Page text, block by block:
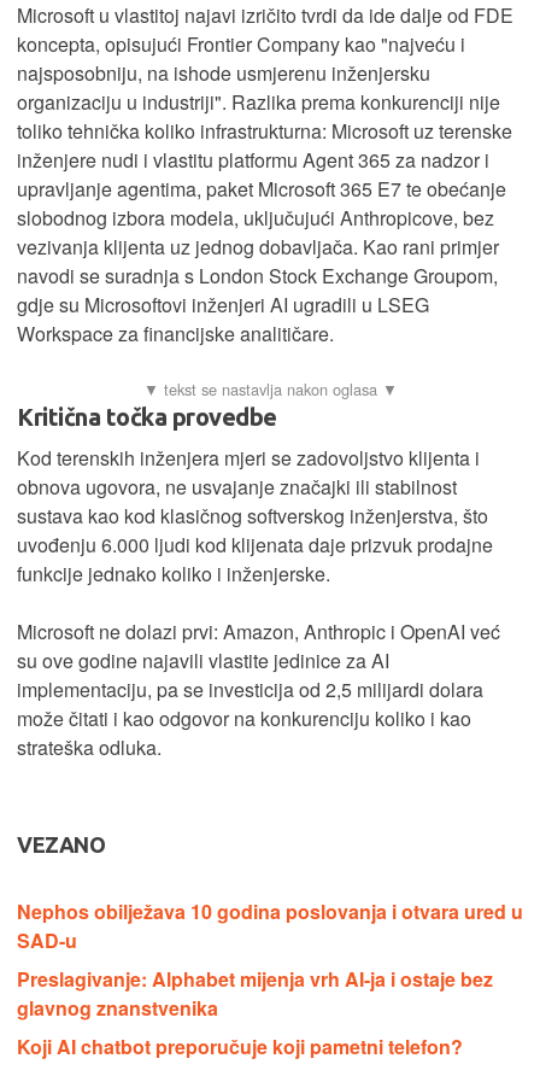
Microsoft u vlastitoj najavi izričito tvrdi da ide dalje od FDE
koncepta, opisujući Frontier Company kao "najveću i
najsposobniju, na ishode usmjerenu inženjersku
organizaciju u industriji". Razlika prema konkurenciji nije
toliko tehnička koliko infrastrukturna: Microsoft uz terenske
inženjere nudi i vlastitu platformu Agent 365 za nadzor i
upravljanje agentima, paket Microsoft 365 E7 te obećanje
slobodnog izbora modela, uključujući Anthropicove, bez
vezivanja klijenta uz jednog dobavljača. Kao rani primjer
navodi se suradnja s London Stock Exchange Groupom,
gdje su Microsoftovi inženjeri AI ugradili u LSEG
Workspace za financijske analitičare.
Kritična točka provedbe
Kod terenskih inženjera mjeri se zadovoljstvo klijenta i
obnova ugovora, ne usvajanje značajki ili stabilnost
sustava kao kod klasičnog softverskog inženjerstva, što
uvođenju 6.000 ljudi kod klijenata daje prizvuk prodajne
funkcije jednako koliko i inženjerske.
Microsoft ne dolazi prvi: Amazon, Anthropic i OpenAI već
su ove godine najavili vlastite jedinice za AI
implementaciju, pa se investicija od 2,5 milijardi dolara
može čitati i kao odgovor na konkurenciju koliko i kao
strateška odluka.
VEZANO
Nephos obilježava 10 godina poslovanja i otvara ured u
SAD-u
Preslagivanje: Alphabet mijenja vrh AI-ja i ostaje bez
glavnog znanstvenika
Koji AI chatbot preporučuje koji pametni telefon?